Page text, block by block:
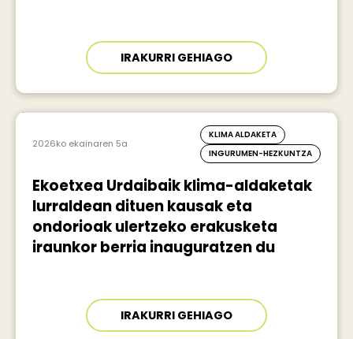
IRAKURRI GEHIAGO
2026ko ekainaren 5a
KLIMA ALDAKETA
INGURUMEN-HEZKUNTZA
Ekoetxea Urdaibaik klima-aldaketak
lurraldean dituen kausak eta
ondorioak ulertzeko erakusketa
iraunkor berria inauguratzen du
IRAKURRI GEHIAGO